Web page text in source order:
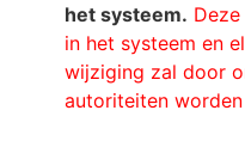
het systeem.
in het systeem en
wijziging zal door
autoriteiten